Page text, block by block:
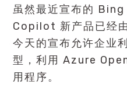
虽然最近宣布的
Copilot 新产品已经
今天的宣布允许企业
型，利用 Azure
用程序。